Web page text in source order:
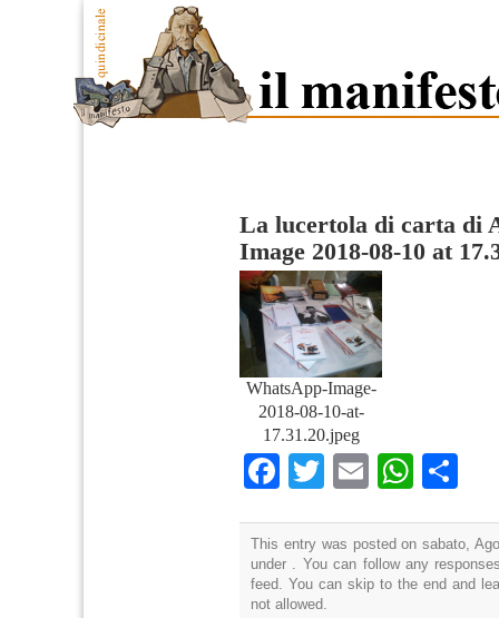
La lucertola di carta di
Image 2018-08-10 at
WhatsApp-Image-
2018-08-10-at-
17.31.20.jpeg
Facebook
TwitterEmail
This entry was posted on sabato,
under . You can follow any
feed. You can skip to the end and
not allowed.